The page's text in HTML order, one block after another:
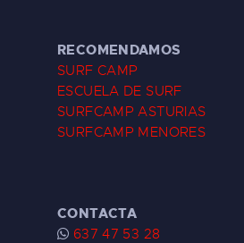
RECOMENDAMOS
SURF CAMP
ESCUELA DE SURF
SURFCAMP ASTURIAS
SURFCAMP MENORES
CONTACTA
637 47 53 28